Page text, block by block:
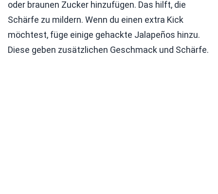
oder braunen Zucker hinzufügen. Das hilft, die
Schärfe zu mildern. Wenn du einen extra Kick
möchtest, füge einige gehackte Jalapeños hinzu.
Diese geben zusätzlichen Geschmack und Schärfe.